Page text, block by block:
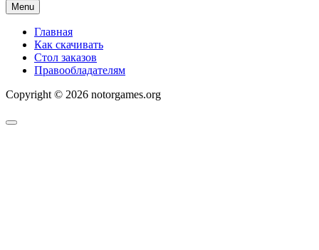
Menu
Главная
Как скачивать
Стол заказов
Правообладателям
Copyright © 2026 notorgames.org
Scroll